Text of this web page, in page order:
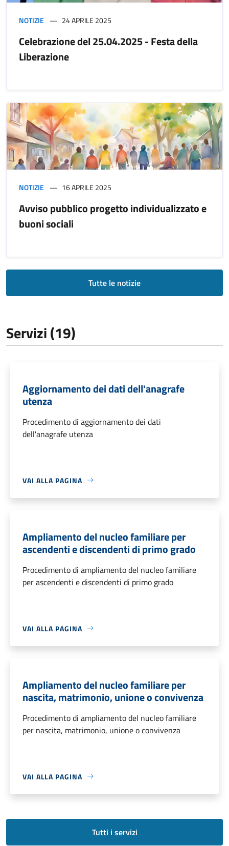
NOTIZIE 24 APRILE 2025
Celebrazione del 25.04.2025 - Festa della
Liberazione
NOTIZIE 16 APRILE 2025
Avviso pubblico progetto individualizzato e
buoni sociali
Tutte le notizie
Servizi (19)
Aggiornamento dei dati dell'anagrafe
utenza
Procedimento di aggiornamento dei dati
dell'anagrafe utenza
VAI ALLA PAGINA
Ampliamento del nucleo familiare per
ascendenti e discendenti di primo grado
Procedimento di ampliamento del nucleo familiare
per ascendenti e discendenti di primo grado
VAI ALLA PAGINA
Ampliamento del nucleo familiare per
nascita, matrimonio, unione o convivenza
Procedimento di ampliamento del nucleo familiare
per nascita, matrimonio, unione o convivenza
VAI ALLA PAGINA
Tutti i servizi